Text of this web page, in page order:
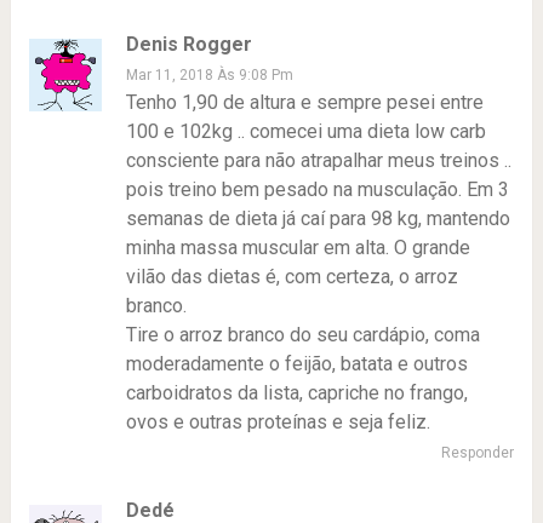
Denis Rogger
Mar 11, 2018 Às 9:08 Pm
Tenho 1,90 de altura e sempre pesei entre
100 e 102kg .. comecei uma dieta low carb
consciente para não atrapalhar meus treinos ..
pois treino bem pesado na musculação. Em 3
semanas de dieta já caí para 98 kg, mantendo
minha massa muscular em alta. O grande
vilão das dietas é, com certeza, o arroz
branco.
Tire o arroz branco do seu cardápio, coma
moderadamente o feijão, batata e outros
carboidratos da lista, capriche no frango,
ovos e outras proteínas e seja feliz.
Responder
Dedé